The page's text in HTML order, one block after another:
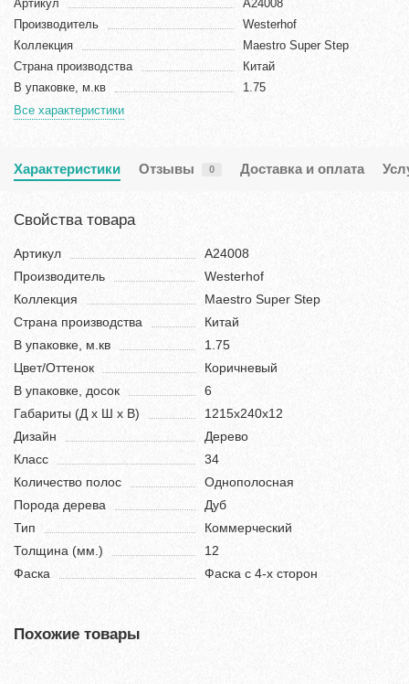
Артикул
А24008
Производитель
Westerhof
Коллекция
Maestro Super Step
Страна производства
Китай
В упаковке, м.кв
1.75
Все характеристики
Характеристики Отзывы 0 Доставка и оплата
Свойства товара
Артикул
А24008
Производитель
Westerhof
Коллекция
Maestro Super Step
Страна производства
Китай
В упаковке, м.кв
1.75
Цвет/Оттенок
Коричневый
В упаковке, досок
6
Габариты (Д х Ш х В)
1215х240х12
Дизайн
Дерево
Класс
34
Количество полос
Однополосная
Порода дерева
Дуб
Тип
Коммерческий
Толщина (мм.)
12
Фаска
Фаска с 4-х сторон
Похожие товары